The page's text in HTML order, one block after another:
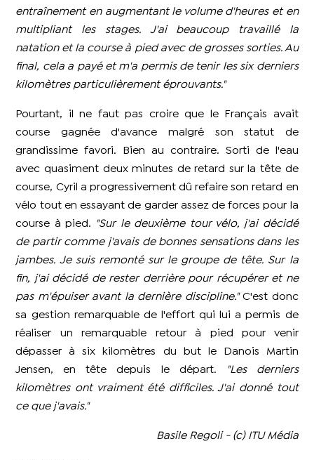
entraînement en augmentant le volume d'heures et en
multipliant les stages. J'ai beaucoup travaillé la
natation et la course à pied avec de grosses sorties. Au
final, cela a payé et m'a permis de tenir les six derniers
kilomètres particulièrement éprouvants."
Pourtant, il ne faut pas croire que le Français avait
course gagnée d'avance malgré son statut de
grandissime favori. Bien au contraire. Sorti de l'eau
avec quasiment deux minutes de retard sur la tête de
course, Cyril a progressivement dû refaire son retard en
vélo tout en essayant de garder assez de forces pour la
course à pied.
"Sur le deuxième tour vélo, j'ai décidé
de partir comme j'avais de bonnes sensations dans les
jambes. Je suis remonté sur le groupe de tête. Sur la
fin, j'ai décidé de rester derrière pour récupérer et ne
pas m'épuiser avant la dernière discipline."C'est donc
sa gestion remarquable de l'effort qui lui a permis de
réaliser un remarquable retour à pied pour venir
dépasser à six kilomètres du but le Danois Martin
Jensen, en tête depuis le départ.
"Les derniers
kilomètres ont vraiment été difficiles. J'ai donné tout
ce que j'avais."
Basile Regoli - (c) ITU Média